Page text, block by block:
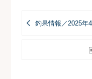
釣果情報／2025年4